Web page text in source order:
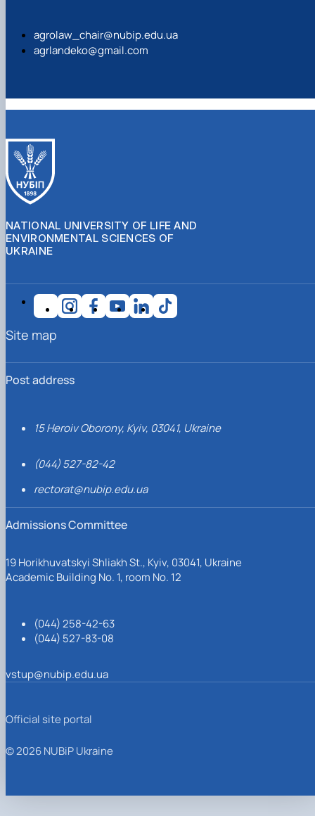
agrolaw_chair@nubip.edu.ua
agrlandeko@gmail.com
NATIONAL UNIVERSITY OF LIFE AND
ENVIRONMENTAL SCIENCES OF
UKRAINE
Post address
15 Heroiv Oborony, Kyiv, 03041, Ukraine
(044) 527-82-42
rectorat@nubip.edu.ua
Admissions Committee
19 Horikhuvatskyi Shliakh St., Kyiv, 03041, Ukraine
Academic Building No. 1, room No. 12
(044) 258-42-63
(044) 527-83-08
vstup@nubip.edu.ua
Site map
Official site portal
© 2026 NUBiP Ukraine